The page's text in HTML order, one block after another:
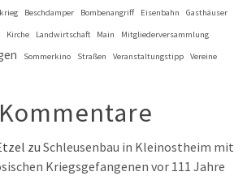
Beschdamper Bombenangriff Eisenbahn Gasthäuser
Kirche Landwirtschaft Main Mitgliederversammlung
Sommerkino Straßen Veranstaltungstipp Vereine
zu Schleusenbau in Kleinostheim mit
Kriegsgefangenen vor 111 Jahre